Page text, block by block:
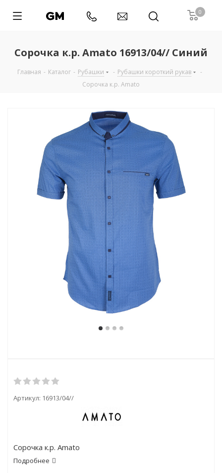
0
Сорочка к.р. Amato 16913/04// Синий
Главная - Каталог - Рубашки - Рубашки короткий рукав
-
Сорочка к.р. Amato
Артикул: 16913/04//
Сорочка к.р. Amato
Подробнее